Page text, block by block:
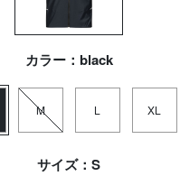
カラー：black
M L XL
サイズ：S